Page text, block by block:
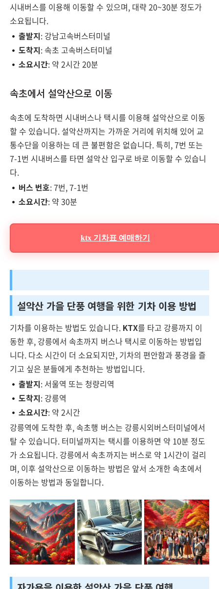
시내버스를 이용해 이동할 수 있으며, 대략 20~30분 정도가
소요됩니다.
출발지: 강남고속버스터미널
도착지: 속초 고속버스터미널
소요시간: 약 2시간 20분
속초에서 설악산으로 이동
속초에 도착하면 시내버스나 택시를 이용해 설악산으로 이동
할 수 있습니다. 설악산까지는 가까운 거리에 위치해 있어 교
통수단을 이용하는 데 큰 불편함은 없습니다. 특히, 7번 또는
7-1번 시내버스를 타면 설악산 입구로 바로 이동할 수 있습니
다.
버스 번호: 7번, 7-1번
소요시간: 약 30분
ktx 기차표 예매하기
설악산 가을 단풍 여행을 위한 기차 이용 방법
기차를 이용하는 방법도 있습니다. KTX를 타고 강릉까지 이
동한 후, 강릉에서 속초까지 버스나 택시로 이동하는 방법입
니다. 다소 시간이 더 소요되지만, 기차의 편안함과 풍경을 즐
기고 싶은 분들에게 추천하는 방법입니다.
출발지: 서울역 또는 청량리역
도착지: 강릉역
소요시간: 약 2시간
강릉역에 도착한 후, 속초행 버스는 강릉시외버스터미널에서
탈 수 있습니다. 터미널까지는 택시를 이용하면 약 10분 정도
가 소요됩니다. 강릉에서 속초까지는 버스로 약 1시간이 걸리
며, 이후 설악산으로 이동하는 방법은 앞서 소개한 속초에서
이동하는 방법과 동일합니다.